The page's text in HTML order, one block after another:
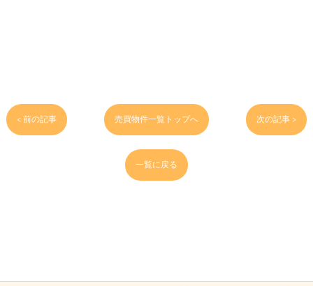
< 前の記事 売買物件一覧トップへ 次の記事 >
一覧に戻る